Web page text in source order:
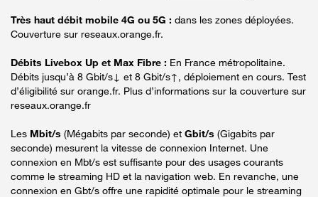
Très haut débit mobile 4G ou 5G : dans les zones déployées.
Couverture sur reseaux.orange.fr.
Débits Livebox Up et Max Fibre : En France métropolitaine.
Débits jusqu’à 8 Gbit/s↓ et 8 Gbit/s↑, déploiement en cours. Test
d’éligibilité sur orange.fr. Plus d’informations sur la couverture sur
reseaux.orange.fr
Les Mbit/s (Mégabits par seconde) et Gbit/s (Gigabits par
seconde) mesurent la vitesse de connexion Internet. Une
connexion en Mbt/s est suffisante pour des usages courants
comme le streaming HD et la navigation web. En revanche, une
connexion en Gbt/s offre une rapidité optimale pour le streaming